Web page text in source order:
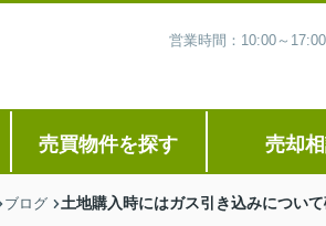
営業時間：10:00～
売買物件を探す 売却
ブログ 土地購入時にはガス引き込みについ